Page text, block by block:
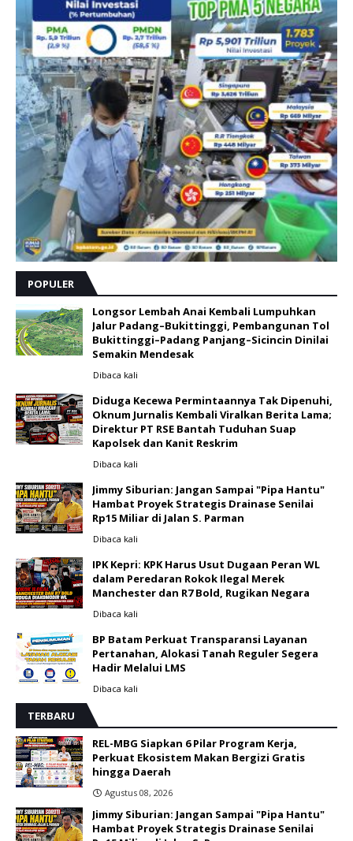
POPULER
Longsor Lembah Anai Kembali Lumpuhkan
Jalur Padang–Bukittinggi, Pembangunan Tol
Bukittinggi–Padang Panjang–Sicincin Dinilai
Semakin Mendesak
Dibaca kali
Diduga Kecewa Permintaannya Tak Dipenuhi,
Oknum Jurnalis Kembali Viralkan Berita Lama;
Direktur PT RSE Bantah Tuduhan Suap
Kapolsek dan Kanit Reskrim
Dibaca kali
Jimmy Siburian: Jangan Sampai "Pipa Hantu"
Hambat Proyek Strategis Drainase Senilai
Rp15 Miliar di Jalan S. Parman
Dibaca kali
IPK Kepri: KPK Harus Usut Dugaan Peran WL
dalam Peredaran Rokok Ilegal Merek
Manchester dan R7 Bold, Rugikan Negara
Dibaca kali
BP Batam Perkuat Transparansi Layanan
Pertanahan, Alokasi Tanah Reguler Segera
Hadir Melalui LMS
Dibaca kali
TERBARU
REL-MBG Siapkan 6 Pilar Program Kerja,
Perkuat Ekosistem Makan Bergizi Gratis
hingga Daerah
Agustus 08, 2026
Jimmy Siburian: Jangan Sampai "Pipa Hantu"
Hambat Proyek Strategis Drainase Senilai